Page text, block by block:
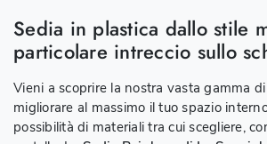
Sedia in plastica dallo stile
particolare intreccio sullo
Vieni a scoprire la nostra vasta gamma
migliorare al massimo il tuo spazio
possibilità di materiali tra cui scegliere,